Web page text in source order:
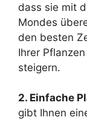
dass sie mit
Mondes
den besten
Ihrer
steigern.
2. Einfache
gibt Ihnen